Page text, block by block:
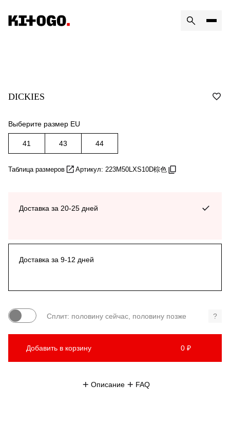
DICKIES
Выберите размер EU
41 43 44
Таблица размеров Артикул: 223M50LXS10D棕色
Доставка за 20-25 дней
Доставка за 9-12 дней
Сплит: половину сейчас, половину позже ?
Добавить в корзину 0 ₽
Описание FAQ